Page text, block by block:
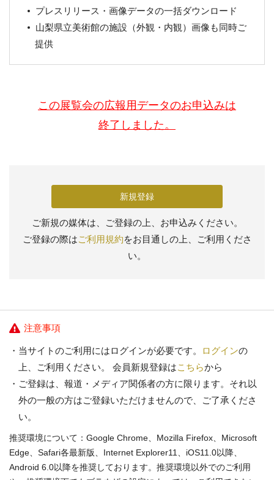
プレスリリース・画像データの一括ダウンロード
山梨県立美術館の施設（外観・内観）画像も同時ご
提供
この展覧会の広報用データのお申込みは
終了しました。
新規登録
ご新規の媒体は、ご登録の上、お申込みください。
ご登録の際はご利用規約をお目通しの上、ご利用くださ
い。
注意事項
当サイトのご利用にはログインが必要です。 ログインの
上、ご利用ください。 会員新規登録はこちらから
ご登録は、報道・メディア関係者の方に限ります。それ以
外の一般の方はご登録いただけませんので、ご了承くださ
い。
推奨環境について：Google Chrome、Mozilla Firefox、Microsoft
Edge、Safari各最新版、Internet Explorer11、iOS11.0以降、
Android 6.0以降を推奨しております。推奨環境以外でのご利用